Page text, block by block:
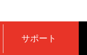
サポート